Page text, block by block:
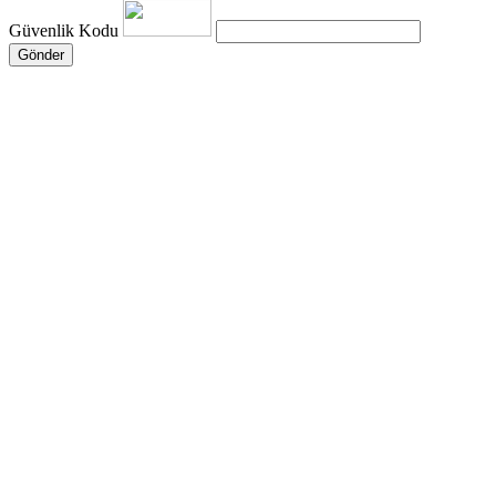
Güvenlik Kodu
Gönder